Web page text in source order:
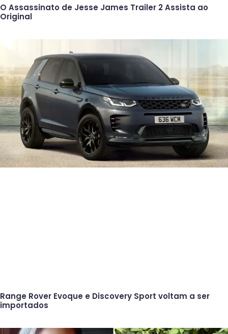
O Assassinato de Jesse James Trailer 2 Assista ao
Original
Range Rover Evoque e Discovery Sport voltam a ser
importados